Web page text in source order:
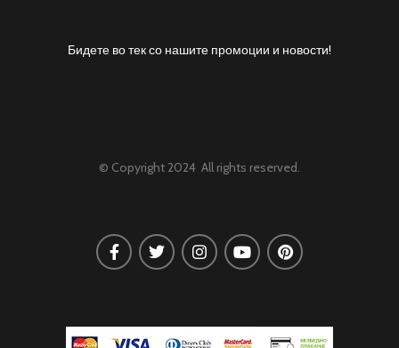
Бидете во тек со нашите промоции и новости!
© Copyright 2024 All rights reserved.